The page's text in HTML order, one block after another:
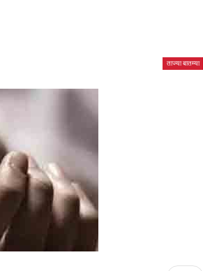
ताज्या बातम्या